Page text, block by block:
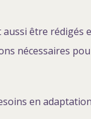
être rédigés
nécessaires
en